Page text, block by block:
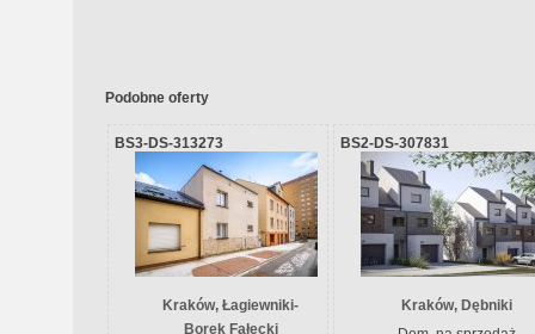
Podobne oferty
BS3-DS-313273
Kraków, Łagiewniki-
Borek Fałęcki
BS2-DS-307831
Kraków, Dębniki